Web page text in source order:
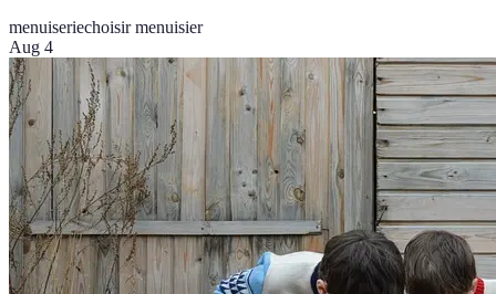
menuiseriechoisir menuisier
Aug 4